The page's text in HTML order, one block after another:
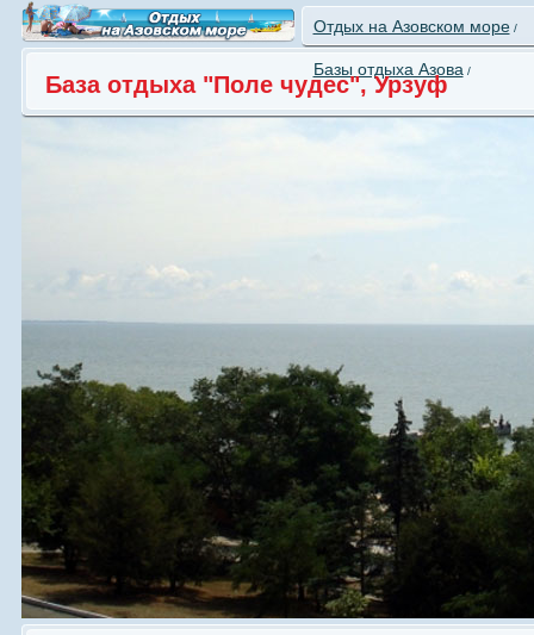
Отдых на Азовском море/
Базы отдыха Азова /
База отдыха "Поле чудес", Урзуф